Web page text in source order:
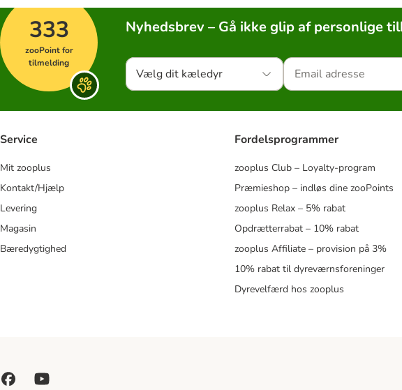
333
zooPoint for
tilmelding
Nyhedsbrev – Gå ikke glip af personlige
Vælg dit kæledyr
Service
Mit zooplus
Kontakt/Hjælp
Levering
Magasin
Bæredygtighed
Fordelsprogrammer
zooplus Club – Loyalty-program
Præmieshop – indløs dine zooPoints
zooplus Relax – 5% rabat
Opdrætterrabat – 10% rabat
zooplus Affiliate – provision på 3%
10% rabat til dyreværnsforeninger
Dyrevelfærd hos zooplus